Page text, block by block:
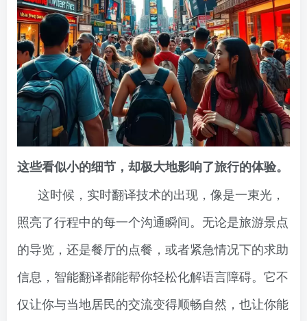
这些看似小的细节，却极大地影响了旅行的体验。
这时候，实时翻译技术的出现，像是一束光，
照亮了行程中的每一个沟通瞬间。无论是旅游景点
的导览，还是餐厅的点餐，或者紧急情况下的求助
信息，智能翻译都能帮你轻松化解语言障碍。它不
仅让你与当地居民的交流变得顺畅自然，也让你能